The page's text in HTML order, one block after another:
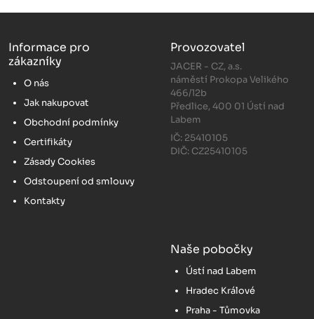
Informace pro
zákazníky
O nás
Jak nakupovat
Obchodní podmínky
Certifikáty
Zásady Cookies
Odstoupení od smlouvy
Kontakty
Provozovatel
JACER - CZ, a.s.
náměstí Prokopa Velikého
466/12b
Předlice, 400 01 Ústí nad
Labem
IČ: 25410105
DIČ: CZ25410105
Naše pobočky
Ústí nad Labem
Hradec Králové
Praha - Tůmovka